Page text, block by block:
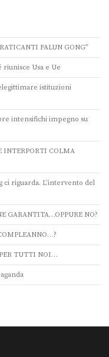
FALUN GONG”
Usa e Ue
istituzioni
intensifichi impegno su
INTERPORTI COLMA
ci riguarda. L’intervento del
GARANTITA…OPPURE NO?
TUTTI NOI…